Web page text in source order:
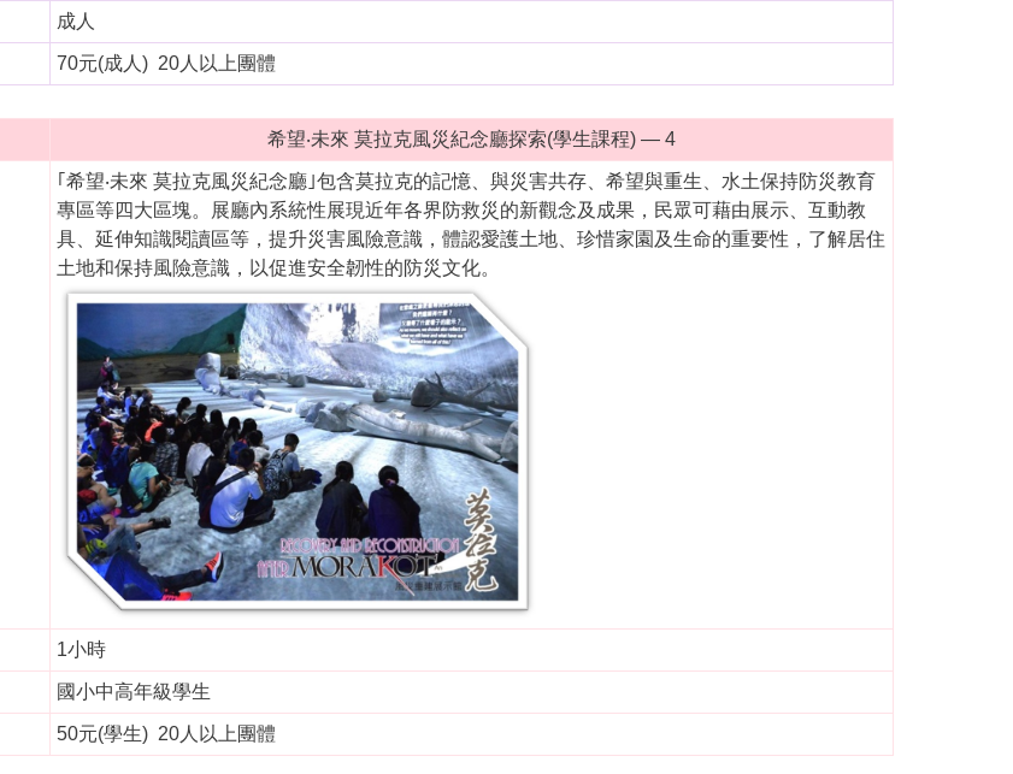
成人
70元(成人) 20人以上團體
希望‧未來 莫拉克風災紀念廳探索(學生課程) — 4
｢希望‧未來 莫拉克風災紀念廳｣包含莫拉克的記憶、與災害共存、希望與重生、水土保持防災教育
專區等四大區塊。展廳內系統性展現近年各界防救災的新觀念及成果，民眾可藉由展示、互動教
具、延伸知識閱讀區等，提升災害風險意識，體認愛護土地、珍惜家園及生命的重要性，了解居住
土地和保持風險意識，以促進安全韌性的防災文化。
1小時
國小中高年級學生
50元(學生) 20人以上團體